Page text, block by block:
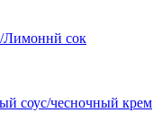
сок
соус/чесночный крем